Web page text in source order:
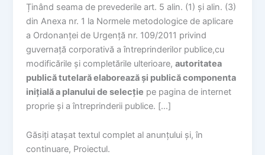
Ținând seama de prevederile art. 5 alin. (1) și alin. (3)
din Anexa nr. 1 la Normele metodologice de aplicare
a Ordonanței de Urgență nr. 109/2011 privind
guvernață corporativă a întreprinderilor publice,cu
modificările și completările ulterioare,autoritatea
publică tutelară elaborează și publică componenta
inițială a planului de selecție pe pagina de internet
proprie și a întreprinderii publice. […]
Găsiți atașat textul complet al anunțului și, în
continuare, Proiectul.